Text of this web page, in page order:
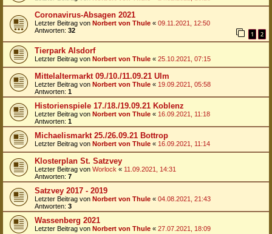
Coronavirus-Absagen 2021
Letzter Beitrag von Norbert von Thule « 09.11.2021, 12:50
Antworten: 32 1 2
Tierpark Alsdorf
Letzter Beitrag von Norbert von Thule « 25.10.2021, 07:15
Mittelaltermarkt 09./10./11.09.21 Ulm
Letzter Beitrag von Norbert von Thule « 19.09.2021, 05:58
Antworten: 1
Historienspiele 17./18./19.09.21 Koblenz
Letzter Beitrag von Norbert von Thule « 16.09.2021, 11:18
Antworten: 1
Michaelismarkt 25./26.09.21 Bottrop
Letzter Beitrag von Norbert von Thule « 16.09.2021, 11:14
Klosterplan St. Satzvey
Letzter Beitrag von Worlock « 11.09.2021, 14:31
Antworten: 7
Satzvey 2017 - 2019
Letzter Beitrag von Norbert von Thule « 04.08.2021, 21:43
Antworten: 3
Wassenberg 2021
Letzter Beitrag von Norbert von Thule « 27.07.2021, 18:09